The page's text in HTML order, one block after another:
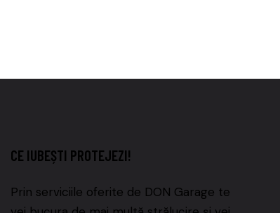
CE IUBEȘTI PROTEJEZI!
Prin serviciile oferite de DON Garage te